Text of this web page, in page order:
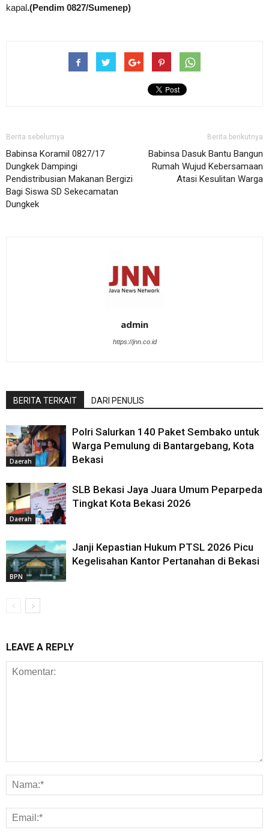
kapal.(Pendim 0827/Sumenep)
Berita sebelumya
Babinsa Koramil 0827/17
Dungkek Dampingi
Pendistribusian Makanan Bergizi
Bagi Siswa SD Sekecamatan
Dungkek
Berita berikutnya
Babinsa Dasuk Bantu Bangun
Rumah Wujud Kebersamaan
Atasi Kesulitan Warga
admin
https://jnn.co.id
BERITA TERKAIT DARI PENULIS
Daerah
Polri Salurkan 140 Paket Sembako untuk
Warga Pemulung di Bantargebang, Kota
Bekasi
Daerah
SLB Bekasi Jaya Juara Umum Peparpeda
Tingkat Kota Bekasi 2026
BPN
Janji Kepastian Hukum PTSL 2026 Picu
Kegelisahan Kantor Pertanahan di Bekasi
LEAVE A REPLY